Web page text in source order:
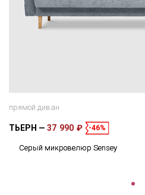
прямой диван
ТЬЕРН 37 990 ₽ -46%
Серый микровелюр Sensey